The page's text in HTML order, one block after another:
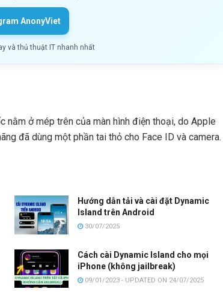
AnonyViet
và thủ thuật IT nhanh nhất
nằm ở mép trên của màn hình điện thoại, do Apple
đã dùng một phần tai thỏ cho Face ID và camera.
Hướng dẫn tải và cài đặt Dynamic
Island trên Android
30/07/2025
Cách cài Dynamic Island cho mọi
iPhone (không jailbreak)
09/01/2023 - UPDATED ON 24/07/2025